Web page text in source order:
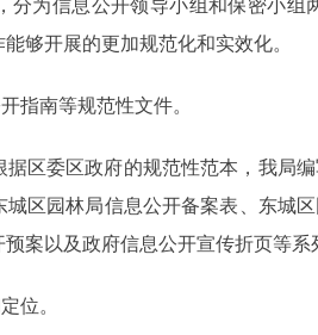
分为信息公开领导小组和保密小
够开展的更加规范化和实效化。
指南等规范性文件。
区委区政府的规范性范本，我局
区园林局信息公开备案表、东城
案以及政府信息公开宣传折页等系
位。